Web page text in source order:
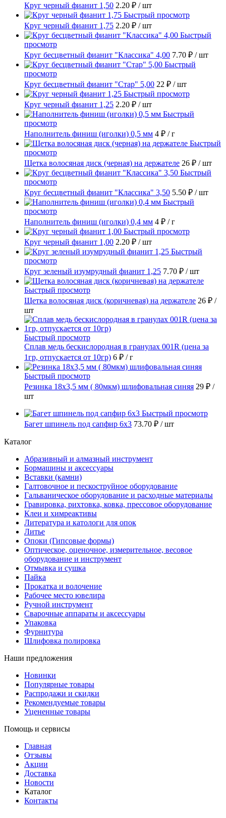
Круг черный фианит 1,50 2.20 ₽ / шт
Быстрый просмотр
Круг черный фианит 1,75 2.20 ₽ / шт
Быстрый
просмотр
Круг бесцветный фианит "Классика" 4,00 7.70 ₽ / шт
Быстрый
просмотр
Круг бесцветный фианит "Стар" 5,00 22 ₽ / шт
Быстрый просмотр
Круг черный фианит 1,25 2.20 ₽ / шт
Быстрый
просмотр
Наполнитель финиш (иголки) 0,5 мм 4 ₽ / г
Быстрый
просмотр
Щетка волосяная диск (черная) на держателе 26 ₽ / шт
Быстрый
просмотр
Круг бесцветный фианит "Классика" 3,50 5.50 ₽ / шт
Быстрый
просмотр
Наполнитель финиш (иголки) 0,4 мм 4 ₽ / г
Быстрый просмотр
Круг черный фианит 1,00 2.20 ₽ / шт
Быстрый
просмотр
Круг зеленый изумрудный фианит 1,25 7.70 ₽ / шт
Быстрый просмотр
Щетка волосяная диск (коричневая) на держателе 26 ₽ /
шт
Быстрый просмотр
Сплав медь бескислородная в гранулах 001R (цена за
1гр, отпускается от 10гр) 6 ₽ / г
Быстрый просмотр
Резинка 18х3,5 мм ( 80мкм) шлифовальная синяя 29 ₽ /
шт
Быстрый просмотр
Багет шпинель под сапфир 6х3 73.70 ₽ / шт
Каталог
Абразивный и алмазный инструмент
Бормашины и аксессуары
Вставки (камни)
Галтовочное и пескоструйное оборудование
Гальваническое оборудование и расходные материалы
Гравировка, рихтовка, ковка, прессовое оборудование
Клеи и химреактивы
Литература и катологи для опок
Литье
Опоки (Гипсовые формы)
Оптическое, оценочное, измерительное, весовое
оборудование и инструмент
Отмывка и сушка
Пайка
Прокатка и волочение
Рабочее место ювелира
Ручной инструмент
Сварочные аппараты и аксессуары
Упаковка
Фурнитура
Шлифовка полировка
Наши предложения
Новинки
Популярные товары
Распродажи и скидки
Рекомендуемые товары
Уцененные товары
Помощь и сервисы
Главная
Отзывы
Акции
Доставка
Новости
Каталог
Контакты